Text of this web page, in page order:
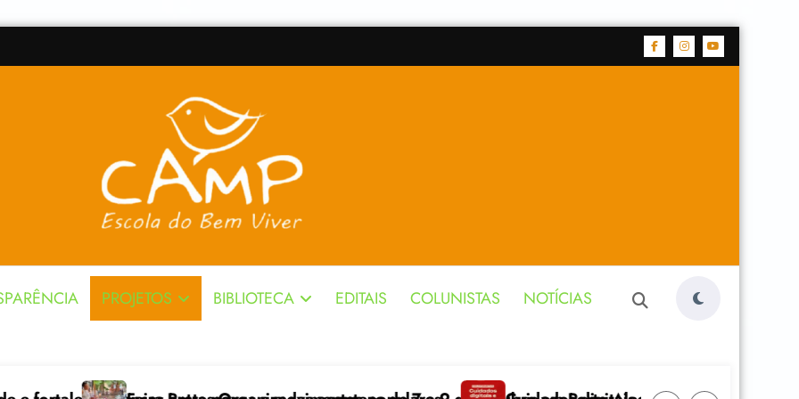
PROJETOS BIBLIOTECA EDITAIS COLUNISTAS NOTÍCIAS